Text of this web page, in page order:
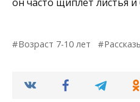
Возраст 7-10 лет